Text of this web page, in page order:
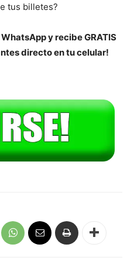
tus billetes?
y recibe GRATIS
directo en tu celular!